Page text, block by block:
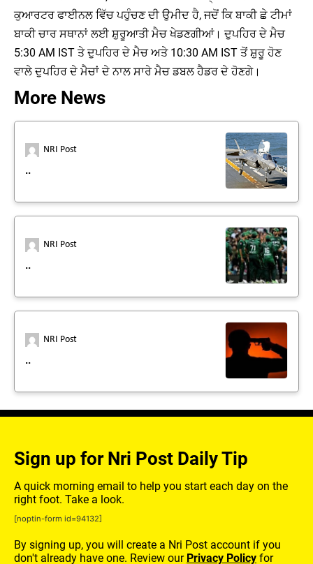
ਕੁਆਰਟਰ ਫਾਈਨਲ ਵਿੱਚ ਪਹੁੰਚਣ ਦੀ ਉਮੀਦ ਹੈ, ਜਦੋਂ ਕਿ ਬਾਕੀ ਛੇ ਟੀਮਾਂ
ਬਾਕੀ ਚਾਰ ਸਥਾਨਾਂ ਲਈ ਸ਼ੁਰੂਆਤੀ ਮੈਚ ਖੇਡਣਗੀਆਂ। ਦੁਪਹਿਰ ਦੇ ਮੈਚ
5:30 AM IST ਤੇ ਦੁਪਹਿਰ ਦੇ ਮੈਚ ਅਤੇ 10:30 AM IST ਤੋਂ ਸ਼ੁਰੂ ਹੋਣ
ਵਾਲੇ ਦੁਪਹਿਰ ਦੇ ਮੈਚਾਂ ਦੇ ਨਾਲ ਸਾਰੇ ਮੈਚ ਡਬਲ ਹੈਡਰ ਦੇ ਹੋਣਗੇ।
More News
NRI Post
..
NRI Post
..
NRI Post
..
Sign up for Nri Post Daily Tip
A quick morning email to help you start each day on the
right foot. Take a look.
[noptin-form id=94132]
By signing up, you will create a Nri Post account if you
don't already have one. Review our Privacy Policy for